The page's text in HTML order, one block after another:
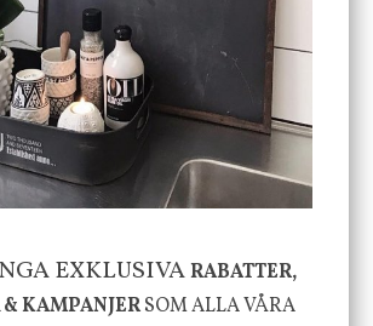
vit
Bordslampa Mushroom
vit, Utomhus
499 kr
INFO KÖP
EXKLUSIVARABATTER,
KAMPANJERSOM ALLA VÅRA